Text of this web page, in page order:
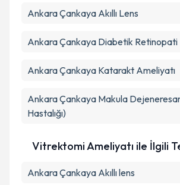
Ankara Çankaya Akıllı Lens
Ankara Çankaya Diabetik Retinopati
Ankara Çankaya Katarakt Ameliyatı
Ankara Çankaya Makula
Hastalığı)
Vitrektomi Ameliyatı ile İlgili
Ankara Çankaya Akıllı lens